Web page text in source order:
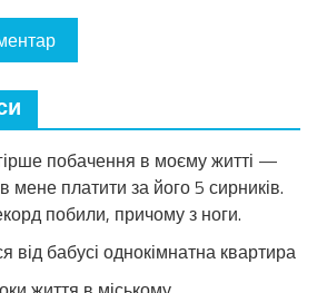
побачення в моєму житті —
мене платити за його 5 сирників.
побили, причому з ноги.
бабусі однокімнатна квартира